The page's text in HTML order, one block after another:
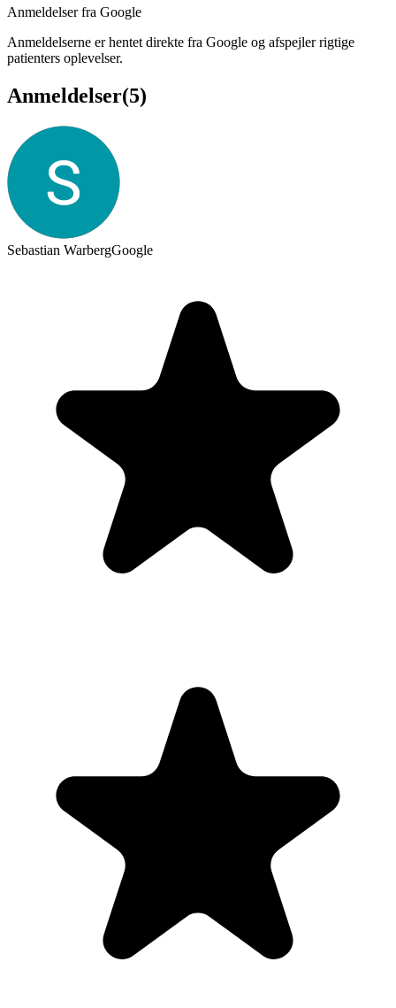
Anmeldelser fra Google
Anmeldelserne er hentet direkte fra Google og afspejler rigtige
patienters oplevelser.
Anmeldelser(5)
Sebastian WarbergGoogle